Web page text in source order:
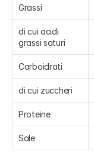
Grassi
di cui acidi
grassi saturi
Carboidrati
di cui zuccheri
Proteine
Sale